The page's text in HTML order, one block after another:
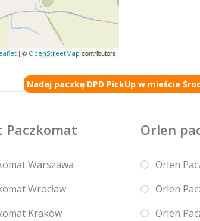
| © OpenStreetMap contributors
Nadaj paczkę DPD PickUp w mieście
Paczkomat
Warszawa
Wrocław
Kraków
Orlen
Orlen
Orlen
Orlen